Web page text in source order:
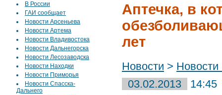
В России
ГАИ сообщает
Новости Арсеньева
Новости Артема
Новости Владивостока
Новости Дальнегорска
Новости Лесозаводска
Новости Находки
Новости Приморья
Новости Спасска-
Дальнего
Аптечка, в
лет
Новости >
03.02.2013
14:45